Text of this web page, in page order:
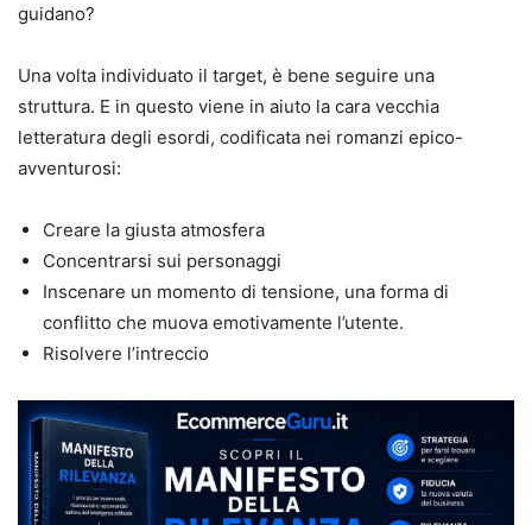
guidano?
Una volta individuato il target, è bene seguire una
struttura. E in questo viene in aiuto la cara vecchia
letteratura degli esordi, codificata nei romanzi epico-
avventurosi:
Creare la giusta atmosfera
Concentrarsi sui personaggi
Inscenare un momento di tensione, una forma di
conflitto che muova emotivamente l’utente.
Risolvere l’intreccio